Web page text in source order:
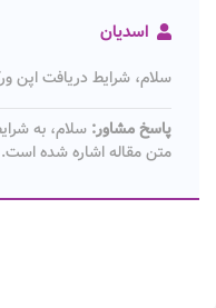
اسدیان
سلام، شرایط دریافت اپن
پاسخ مشاور: سلام، به
متن مقاله اشاره شده است.